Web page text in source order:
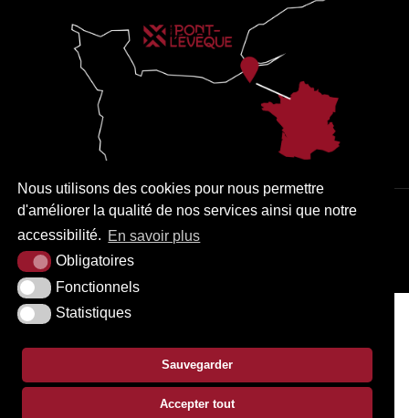
Nous utilisons des cookies pour nous permettre
d'améliorer la qualité de nos services ainsi que notre
accessibilité. En savoir plus
Obligatoires
Fonctionnels
Statistiques
Sauvegarder
Accepter tout
PLAN DU SITE MENTIONS LÉGALES ACCESSIBILITÉ